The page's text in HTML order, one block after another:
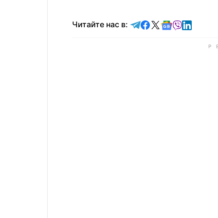
Читайте нас в: Читайте в Telegram
Читайте в
Читайте в X
Читайте в
Читайте